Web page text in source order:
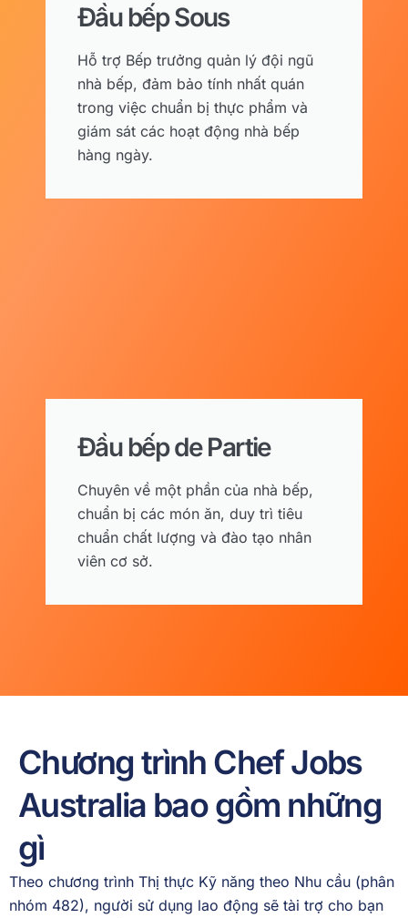
Đầu bếp Sous
Hỗ trợ Bếp trưởng quản lý đội ngũ
nhà bếp, đảm bảo tính nhất quán
trong việc chuẩn bị thực phẩm và
giám sát các hoạt động nhà bếp
hàng ngày.
Đầu bếp de Partie
Chuyên về một phần của nhà bếp,
chuẩn bị các món ăn, duy trì tiêu
chuẩn chất lượng và đào tạo nhân
viên cơ sở.
Chương trình Chef Jobs
Australia bao gồm những
gì
Theo chương trình Thị thực Kỹ năng theo Nhu cầu (phân
nhóm 482), người sử dụng lao động sẽ tài trợ cho bạn